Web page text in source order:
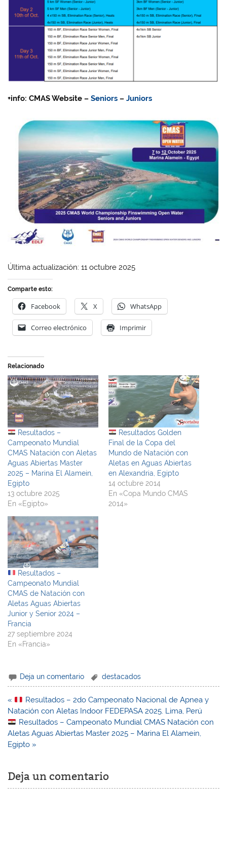
+info: CMAS Website –Seniors –Juniors
Última actualización: 11 octubre 2025
Comparte esto:
Facebook X WhatsApp
Correo electrónico Imprimir
Relacionado
Resultados –
Campeonato Mundial
CMAS Natación con Aletas
Aguas Abiertas Master
2025 – Marina El Alamein,
Egipto
13 octubre 2025
En «Egipto»
Resultados Golden
Final de la Copa del
Mundo de Natación con
Aletas en Aguas Abiertas
en Alexandria, Egipto
14 octubre 2014
En «Copa Mundo CMAS
2014»
Resultados –
Campeonato Mundial
CMAS de Natación con
Aletas Aguas Abiertas
Junior y Senior 2024 –
Francia
27 septiembre 2024
En «Francia»
Deja un comentario destacados
Navegación
de
entradas
«
Resultados – 2do Campeonato Nacional de Apnea y
Natación con Aletas Indoor FEDEPASA 2025. Lima, Perú
Resultados – Campeonato Mundial CMAS Natación con
Aletas Aguas Abiertas Master 2025 – Marina El Alamein,
Egipto »
Deja un comentario